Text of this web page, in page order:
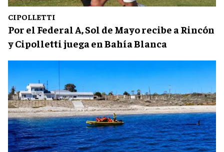
CIPOLLETTI
Por el Federal A, Sol de Mayo recibe a Rincón
y Cipolletti juega en Bahía Blanca